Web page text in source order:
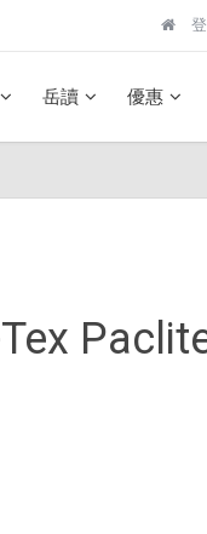
岳讀 優惠